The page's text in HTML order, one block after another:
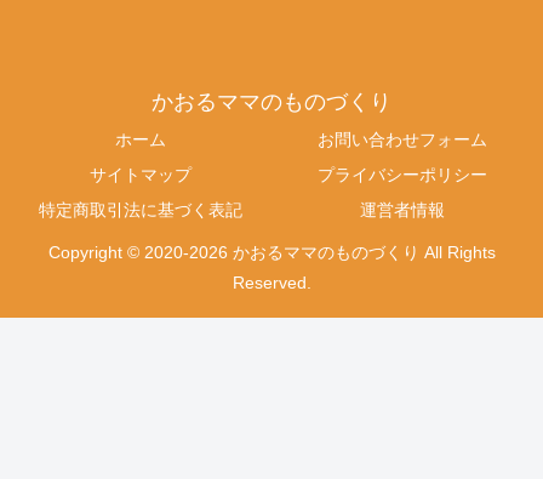
かおるママのものづくり
ホーム
お問い合わせフォーム
サイトマップ
プライバシーポリシー
特定商取引法に基づく表記
運営者情報
Copyright © 2020-2026 かおるママのものづくり All Rights
Reserved.